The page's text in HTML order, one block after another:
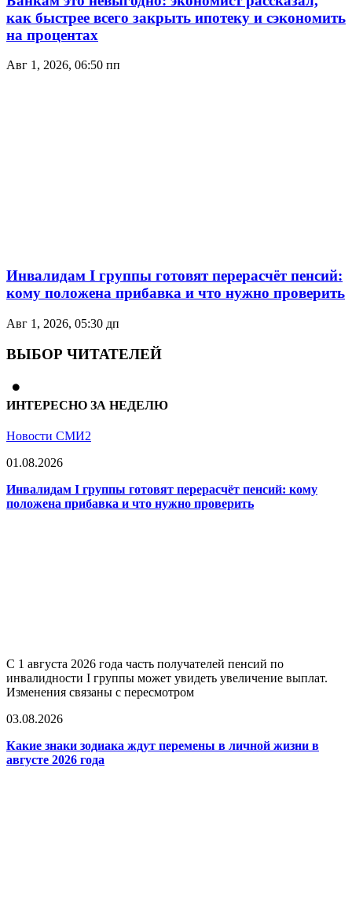
как быстрее всего закрыть ипотеку и сэкономить
на процентах
Авг 1, 2026, 06:50 пп
Инвалидам I группы готовят перерасчёт пенсий:
кому положена прибавка и что нужно проверить
Авг 1, 2026, 05:30 дп
ВЫБОР ЧИТАТЕЛЕЙ
ИНТЕРЕСНО ЗА НЕДЕЛЮ
Новости СМИ2
01.08.2026
Инвалидам I группы готовят перерасчёт пенсий: кому
положена прибавка и что нужно проверить
С 1 августа 2026 года часть получателей пенсий по
инвалидности I группы может увидеть увеличение выплат.
Изменения связаны с пересмотром
03.08.2026
Какие знаки зодиака ждут перемены в личной жизни в
августе 2026 года